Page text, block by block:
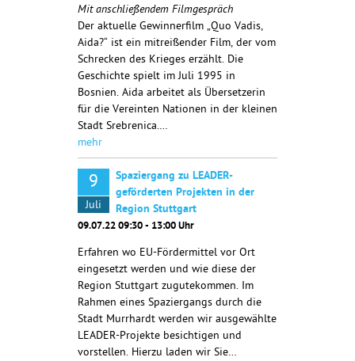
Mit anschließendem Filmgespräch
Der aktuelle Gewinnerfilm „Quo Vadis,
Aida?“ ist ein mitreißender Film, der vom
Schrecken des Krieges erzählt. Die
Geschichte spielt im Juli 1995 in
Bosnien. Aida arbeitet als Übersetzerin
für die Vereinten Nationen in der kleinen
Stadt Srebrenica.…
mehr
9
Juli
Spaziergang zu LEADER-
geförderten Projekten in der
Region Stuttgart
09.07.22 09:30 - 13:00 Uhr
Erfahren wo EU-Fördermittel vor Ort
eingesetzt werden und wie diese der
Region Stuttgart zugutekommen. Im
Rahmen eines Spaziergangs durch die
Stadt Murrhardt werden wir ausgewählte
LEADER-Projekte besichtigen und
vorstellen. Hierzu laden wir Sie…